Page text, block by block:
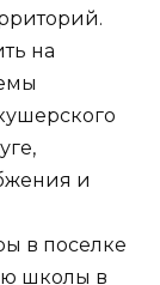
на
и
в поселке
школы в